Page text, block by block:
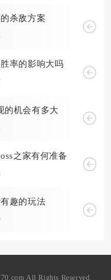
杀敌方案
率的影响大吗
的机会有多大
之家有何准备
趣的玩法
All Rights Reserved.